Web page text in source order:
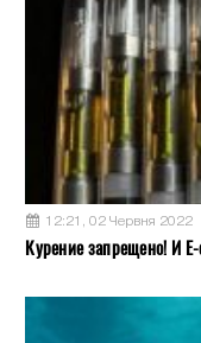
12:21, 02 Червня 2022
Курение запрещено! И